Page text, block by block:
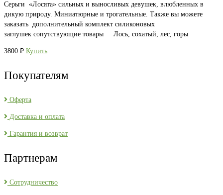
Серьги «Лосята» сильных и выносливых девушек, влюбленных в
дикую природу. Миниатюрные и трогательные. Также вы можете
заказать дополнительный комплект силиконовых
заглушек сопутствующие товары Лось, сохатый, лес, горы
3800 ₽ Купить
Покупателям
Оферта
Доставка и оплата
Гарантия и возврат
Партнерам
Сотрудничество